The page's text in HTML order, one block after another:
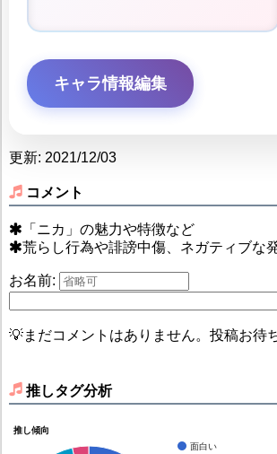
キャラ情報編集
更新: 2021/12/03
コメント
「ニカ」の魅力や特徴など
荒らし行為や誹謗中傷、ネガティブな
お名前:
💡まだコメントはありません。投稿お待
推しタグ分析
推し傾向
面白い